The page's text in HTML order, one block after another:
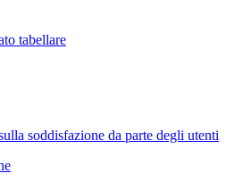
tabellare
soddisfazione da parte degli utenti